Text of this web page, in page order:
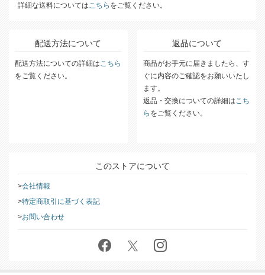
詳細な送料についてはこちら をご覧ください。
配送方法について
配送方法についての詳細はこちら
をご覧ください。
返品について
商品がお手元に届きましたら、す
ぐに内容のご確認をお願いいたし
ます。
返品・交換についての詳細はこち
ら をご覧ください。
このストアについて
会社情報
特定商取引に基づく表記
お問い合わせ